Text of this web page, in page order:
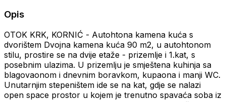
Opis
OTOK KRK, KORNIĆ - Autohtona kamena kuća s
dvorištem Dvojna kamena kuća 90 m2, u autohtonom
stilu, prostire se na dvije etaže - prizemlje i 1.kat, s
posebnim ulazima. U prizemlju je smještena kuhinja sa
blagovaonom i dnevnim boravkom, kupaona i manji WC.
Unutarnjim stepeništem ide se na kat, gdje se nalazi
open space prostor u kojem je trenutno spavaća soba iz